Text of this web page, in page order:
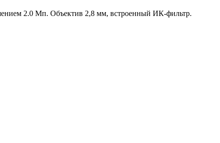
2.0 Мп. Объектив 2,8 мм, встроенный ИК-фильтр.